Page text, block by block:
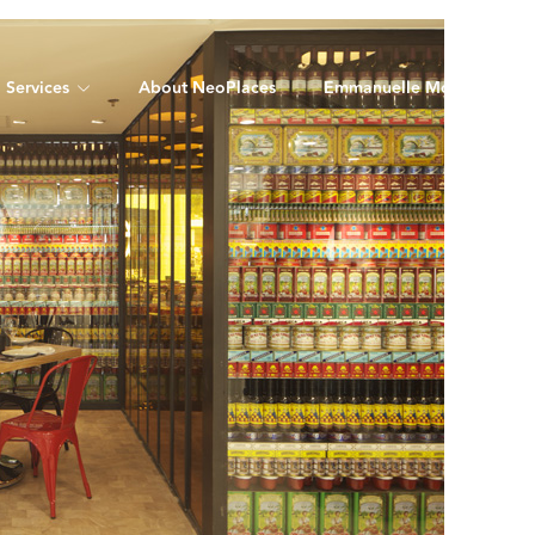
Services About NeoPlaces Emmanuelle Mordacq